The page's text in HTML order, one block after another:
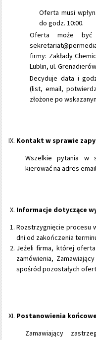
Oferta musi
do godz. 10:00.
Oferta może być
firmy: Zakłady
Lublin, ul.
Decyduje data i
(list, email,
złożone po
Kontakt w sprawie
Wszelkie pytania w
kierować na adres
Informacje dotyczące
Rozstrzygnięcie procesu
dni od zakończenia
Jeżeli firma, której
zamówienia,
spośród pozostałych
Postanowienia końcowe
Zamawiający